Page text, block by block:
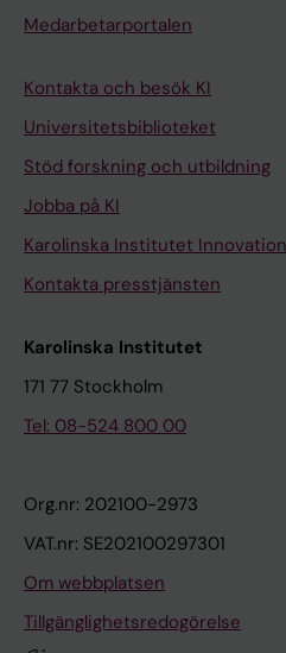
Medarbetarportalen
Kontakta och besök KI
Universitetsbiblioteket
Stöd forskning och utbildning
Jobba på KI
Karolinska Institutet Innovation
Kontakta presstjänsten
Karolinska Institutet
171 77 Stockholm
Tel: 08-524 800 00
Org.nr: 202100-2973
VAT.nr: SE202100297301
Om webbplatsen
Tillgänglighetsredogörelse